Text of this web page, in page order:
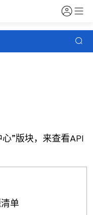
”版块，来查看API
单